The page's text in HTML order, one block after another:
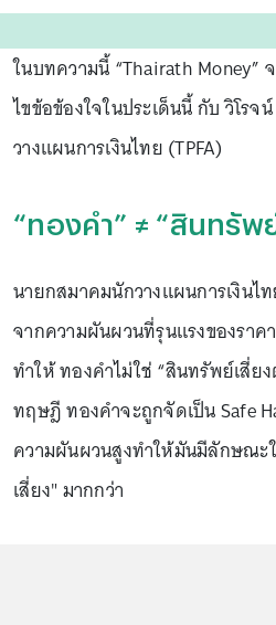
ในบทความนี้ “Thairath Money”
ไขข้อข้องใจในประเด็นนี้ กับ วิโร
วางแผนการเงินไทย (TPFA)
“ทองคำ” ≠ “สินทรัพ
นายกสมาคมนักวางแผนการเงินไ
จากความผันผวนที่รุนแรงของรา
ทำให้ ทองคำไม่ใช่ “สินทรัพย์เสี่ย
ทฤษฎี ทองคำจะถูกจัดเป็น Safe
ความผันผวนสูงทำให้มันมีลักษณะ
เสี่ยง" มากกว่า